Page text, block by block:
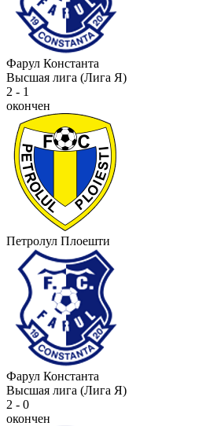
Фарул Константа
Высшая лига (Лига Я)
2 - 1
окончен
Петролул Плоешти
Фарул Константа
Высшая лига (Лига Я)
2 - 0
окончен